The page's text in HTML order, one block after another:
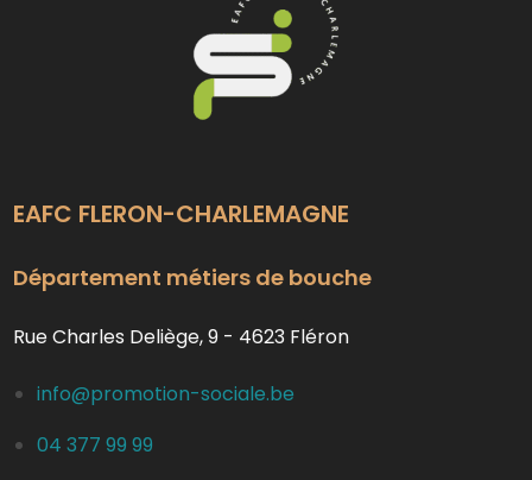
EAFC FLERON-CHARLEMAGNE
Département métiers de bouche
Rue Charles Deliège, 9 - 4623 Fléron
info@promotion-sociale.be
04 377 99 99